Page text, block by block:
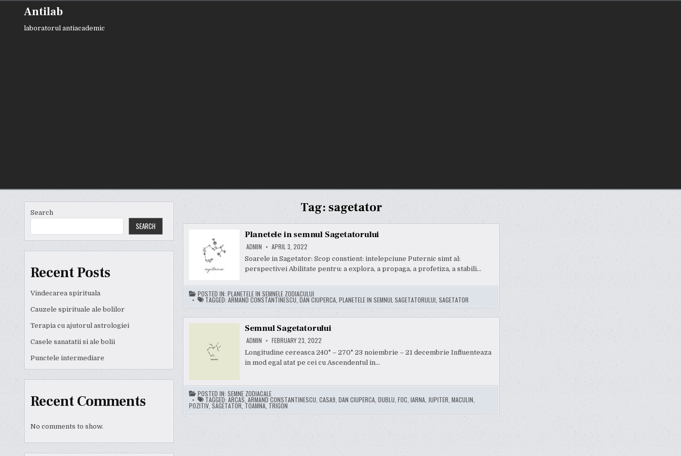
content
Antilab
laboratorul antiacademic
Search
SEARCH
Recent Posts
Vindecarea spirituala
Cauzele spirituale ale bolilor
Terapia cu ajutorul astrologiei
Casele sanatatii si ale bolii
Punctele intermediare
Recent Comments
No comments to show.
Tag: sagetator
Planetele in semnul Sagetatorului
ADMIN APRIL 3, 2022
Soarele in Sagetator: Scop constient: intelepciune Puternic simt al:
perspectivei Abilitate pentru: a explora, a propaga, a profetiza, a stabili…
POSTED IN: PLANETELE IN SEMNELE ZODIACULUI
TAGGED: ARMAND CONSTANTINESCU DAN CIUPERCA, PLANETELE IN SEMNUL SAGETATORULUI SAGETATOR
Semnul Sagetatorului
ADMIN FEBRUARY 23, 2022
Longitudine cereasca 240° – 270° 23 noiembrie – 21 decembrie Influenteaza
in mod egal atat pe cei cu Ascendentul in…
POSTED IN: SEMNE ZODIACALE
TAGGED: ARCAS ARMAND CONSTANTINESCU CASA9 DAN CIUPERCA, DUBLU FOC IARNA, JUPITER MACULIN
POZITIV, SAGETATOR TOAMNA, TRIGON